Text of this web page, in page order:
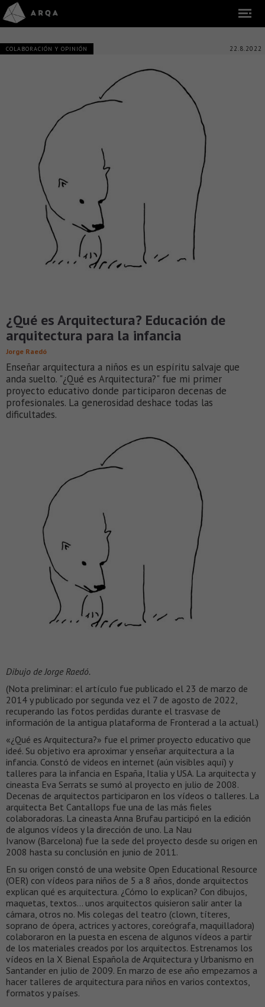
COLABORACIÓN Y OPINIÓN 22.8.2022
¿Qué es Arquitectura? Educación de
arquitectura para la infancia
Jorge Raedó
Enseñar arquitectura a niños es un espíritu salvaje que
anda suelto. "¿Qué es Arquitectura?" fue mi primer
proyecto educativo donde participaron decenas de
profesionales. La generosidad deshace todas las
dificultades.
Dibujo de Jorge Raedó.
(Nota preliminar: el artículo fue publicado el 23 de marzo de
2014 y publicado por segunda vez el 7 de agosto de 2022,
recuperando las fotos perdidas durante el trasvase de
información de la antigua plataforma de Fronterad a la actual.)
«¿Qué es Arquitectura?» fue el primer proyecto educativo que
ideé. Su objetivo era aproximar y enseñar arquitectura a la
infancia. Constó de videos en internet (aún visibles aquí) y
talleres para la infancia en España, Italia y USA. La arquitecta y
cineasta Eva Serrats se sumó al proyecto en julio de 2008.
Decenas de arquitectos participaron en los vídeos o talleres. La
arquitecta Bet Cantallops fue una de las más fieles
colaboradoras. La cineasta Anna Brufau participó en la edición
de algunos vídeos y la dirección de uno. La Nau
Ivanow (Barcelona) fue la sede del proyecto desde su origen en
2008 hasta su conclusión en junio de 2011.
En su origen constó de una website Open Educational Resource
(OER) con vídeos para niños de 5 a 8 años, donde arquitectos
explican qué es arquitectura. ¿Cómo lo explican? Con dibujos,
maquetas, textos… unos arquitectos quisieron salir anter la
cámara, otros no. Mis colegas del teatro (clown, títeres,
soprano de ópera, actrices y actores, coreógrafa, maquilladora)
colaboraron en la puesta en escena de algunos vídeos a partir
de los materiales creados por los arquitectos. Estrenamos los
vídeos en la X Bienal Española de Arquitectura y Urbanismo en
Santander en julio de 2009. En marzo de ese año empezamos a
hacer talleres de arquitectura para niños en varios contextos,
formatos y países.